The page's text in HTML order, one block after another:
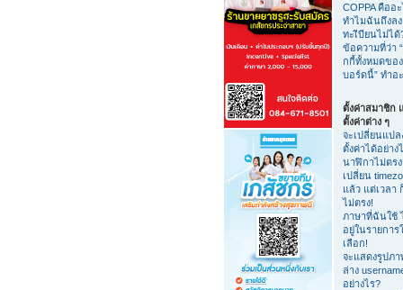
COPPA คืออ
ทำไมฉันถึงลง
ทะเีบียนไม่ได้
ข้อความที่ว่า
กกี้ทั้งหมดของ
บอร์ดนี้” ทำอ
ตั้งค่าสมาชิก
ตั้งค่าต่าง ๆ
จะเปลี่ยนแปล
ตั้งค่าได้อย่าง
นาฬิกาไม่ตร
เปลี่ยน
แล้ว แต่เวลา
ไม่ตรง!
ภาษาที่ฉันใช้
อยู่ในรายการ
เลือก!
จะแสดงรูปภ
ล่าง
อย่างไร?